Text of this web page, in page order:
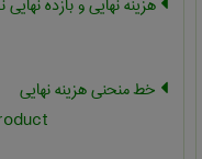
خط منحنی هزینه نهایی